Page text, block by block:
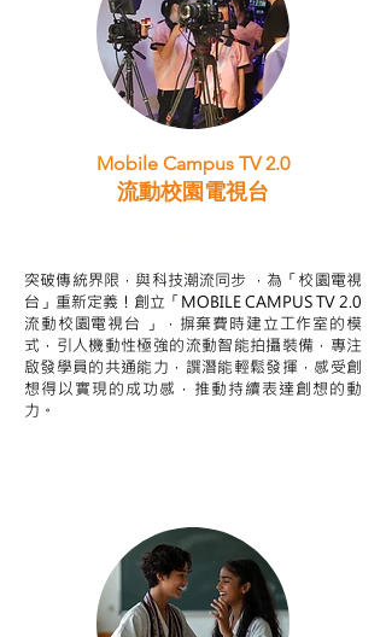
Mobile Campus TV 2.0
流動校園電視台
突破傳統界限，與科技潮流同步 ，為「校園電視
台」重新定義！創立「MOBILE CAMPUS TV 2.0
流動校園電視台 」，摒棄費時建立工作室的模
式，引人機動性極強的流動智能拍攝裝備，專注
啟發學員的共通能力，譔潛能輕鬆發揮，感受創
想得以實現的成功感，推動持續表達創想的動
力。